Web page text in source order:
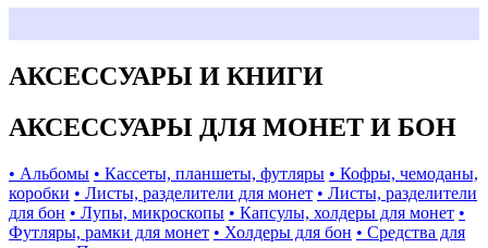
АКСЕССУАРЫ И КНИГИ
АКСЕССУАРЫ ДЛЯ МОНЕТ И БОН
• Альбомы • Кассеты, планшеты, футляры • Кофры, чемоданы,
коробки • Листы, разделители для монет • Листы, разделители
для бон • Лупы, микроскопы • Капсулы, холдеры для монет •
Футляры, рамки для монет • Холдеры для бон • Средства для